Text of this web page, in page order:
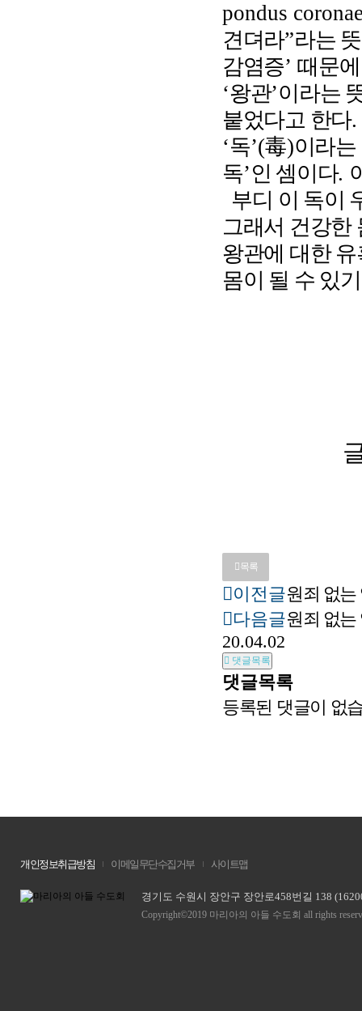
pondus
견뎌라”라는
감염증’때문
‘왕관’이라는
붙었다고 한다.
‘독’(毒)이라
독’인 셈이다.
부디 이 독이
그래서 건강한
왕관에 대한
몸이 될 수 있
목록
이전글원죄 없는
다음글원죄 없는
20.04.02
댓글목록
댓글목록
등록된 댓글이 없
개인정보취급방침 이메일무단수집거부 사이트맵
경기도 수원시 장안구 장안로458번길 138
Copyright©2019 마리아의 아들 수도회 all rights